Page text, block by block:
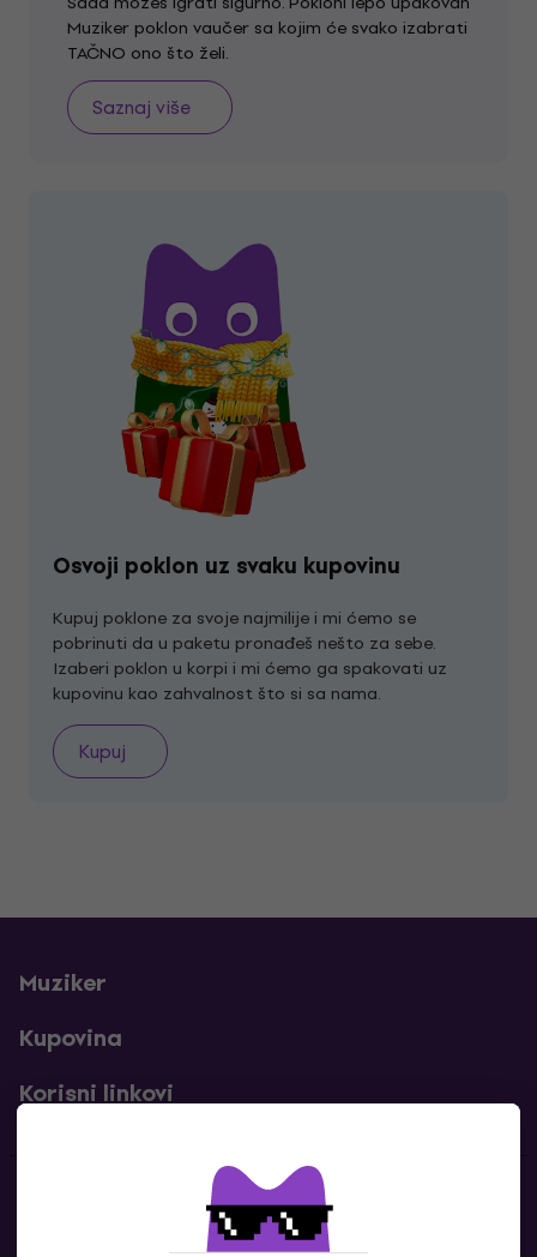
Muziker poklon vaučer sa kojim će svako izabrati
TAČNO ono što želi.
Saznaj više
Osvoji poklon uz svaku kupovinu
Kupuj poklone za svoje najmilije i mi ćemo se
pobrinuti da u paketu pronađeš nešto za sebe.
Izaberi poklon u korpi i mi ćemo ga spakovati uz
kupovinu kao zahvalnost što si sa nama.
Kupuj
Muziker
Kupovina
Korisni linkovi
Kontakti